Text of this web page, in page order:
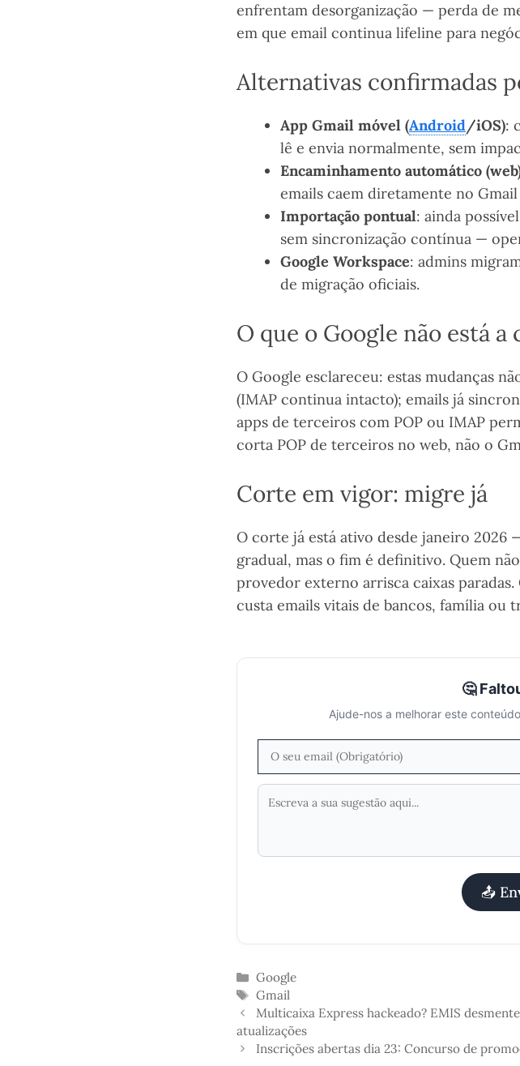
enfrentam desorganização — perda de
em que email continua lifeline para
Alternativas confirmadas
App Gmail móvel (Android/iOS):
lê e envia normalmente, sem
Encaminhamento automático
emails caem diretamente no
Importação pontual: ainda
sem sincronização contínua —
Google Workspace: admins
de migração oficiais.
O que o Google não está a
O Google esclareceu: estas mudanças
(IMAP continua intacto); emails já
apps de terceiros com POP ou IMAP
corta POP de terceiros no web, não o
Corte em vigor: migre já
O corte já está ativo desde janeiro 2026
gradual, mas o fim é definitivo. Quem
provedor externo arrisca caixas
custa emails vitais de bancos, família ou
🤔
Ajude-nos a melhorar este
📤
Categorias
Google
Etiquetas
Gmail
Multicaixa Express hackeado? EMIS
atualizações
Inscrições abertas dia 23: Concurso de